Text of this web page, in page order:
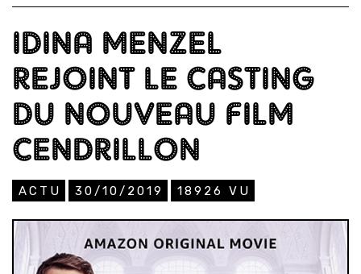
IDINA MENZEL
REJOINT LE CASTING
DU NOUVEAU FILM
CENDRILLON
ACTU 30/10/2019 18926 VU